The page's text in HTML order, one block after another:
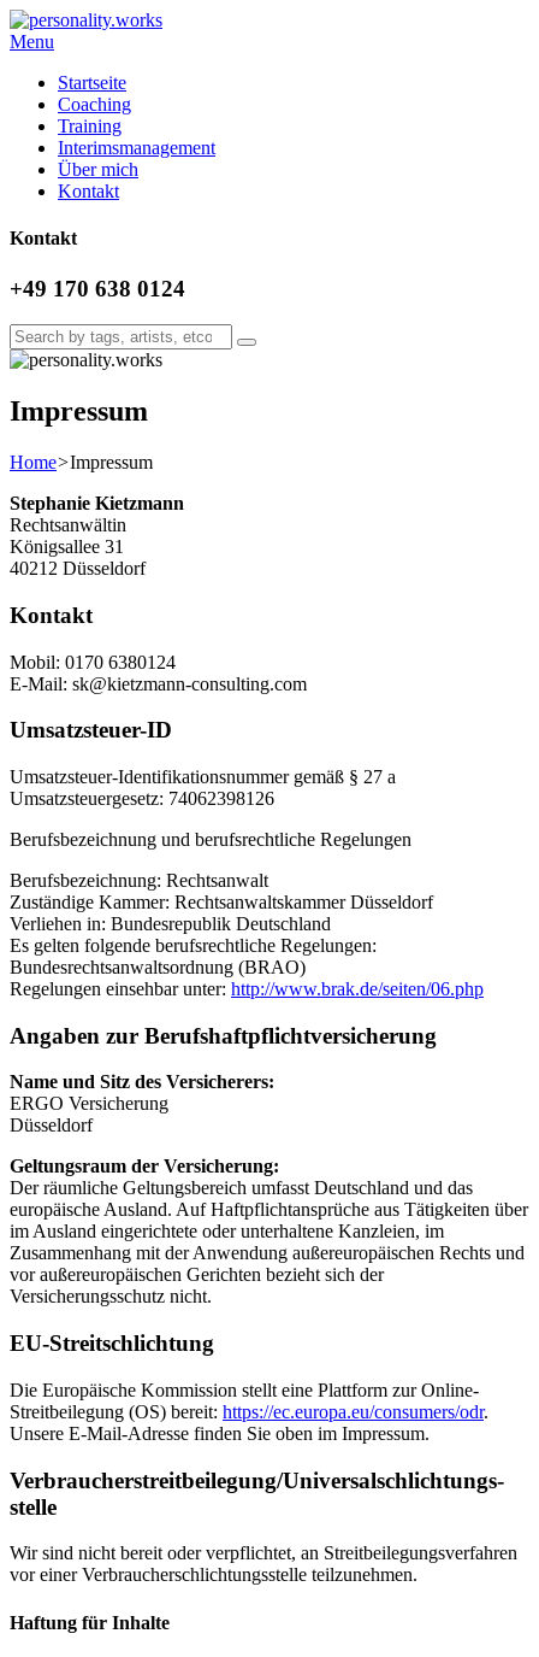
Menu
Startseite
Coaching
Training
Interimsmanagement
Über mich
Kontakt
Kontakt
+49 170 638 0124
Impressum
Home>Impressum
Stephanie Kietzmann
Rechtsanwältin
Königsallee 31
40212 Düsseldorf
Kontakt
Mobil: 0170 6380124
E-Mail: sk@kietzmann-consulting.com
Umsatzsteuer-ID
Umsatzsteuer-Identifikationsnummer gemäß § 27 a
Umsatzsteuergesetz: 74062398126
Berufsbezeichnung und berufsrechtliche Regelungen
Berufsbezeichnung: Rechtsanwalt
Zuständige Kammer: Rechtsanwaltskammer Düsseldorf
Verliehen in: Bundesrepublik Deutschland
Es gelten folgende berufsrechtliche Regelungen:
Bundesrechtsanwaltsordnung (BRAO)
Regelungen einsehbar unter: http://www.brak.de/seiten/06.php
Angaben zur Berufshaftpflichtversicherung
Name und Sitz des Versicherers:
ERGO Versicherung
Düsseldorf
Geltungsraum der Versicherung:
Der räumliche Geltungsbereich umfasst Deutschland und das
europäische Ausland. Auf Haftpflichtansprüche aus Tätigkeiten über
im Ausland eingerichtete oder unterhaltene Kanzleien, im
Zusammenhang mit der Anwendung außereuropäischen Rechts und
vor außereuropäischen Gerichten bezieht sich der
Versicherungsschutz nicht.
EU-Streitschlichtung
Die Europäische Kommission stellt eine Plattform zur Online-
Streitbeilegung (OS) bereit: https://ec.europa.eu/consumers/odr.
Unsere E-Mail-Adresse finden Sie oben im Impressum.
Verbraucher­streit­beilegung/Universal­schlichtungs­
stelle
Wir sind nicht bereit oder verpflichtet, an Streitbeilegungsverfahren
vor einer Verbraucherschlichtungsstelle teilzunehmen.
Haftung für Inhalte